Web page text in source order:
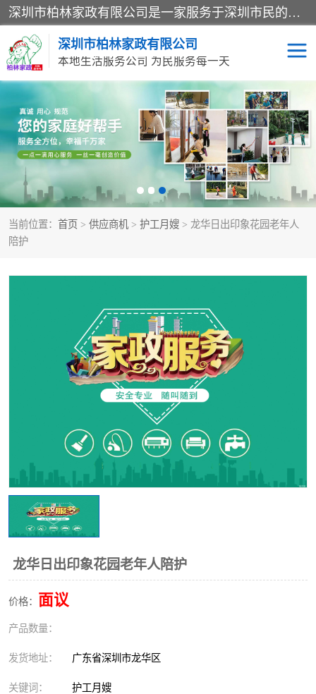
深圳市柏林家政有限公司是一家服务于深圳市民的专业家政公司。致力于为客户提供高质量、多维度的家庭服务，包括养老、母婴、月嫂育婴早教、康复理疗、家电清洗和保洁等方面的专业服务。
深圳市柏林家政有限公司
本地生活服务公司 为民服务每一天
当前位置： 首页 > 供应商机 > 护工月嫂 > 龙华日出印象花园老年人
陪护
龙华日出印象花园老年人陪护
价格： 面议
产品数量：
发货地址： 广东省深圳市龙华区
关键词： 护工月嫂
家居保洁 护工月嫂
家庭保姆 家政服务